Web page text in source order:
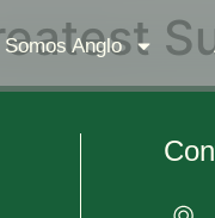
Somos Anglo